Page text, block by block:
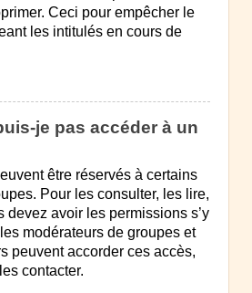
Ceci pour empêcher le
les intitulés en cours de
je pas accéder à un
être réservés à certains
Pour les consulter, les lire,
devez avoir les permissions s’y
modérateurs de groupes et
peuvent accorder ces accès,
contacter.